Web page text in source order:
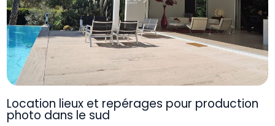
Location lieux et repérages pour production
photo dans le sud